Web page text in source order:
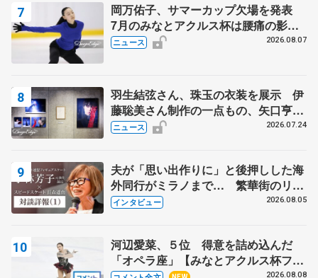
岡万佑子、サマーカップ欠場を発表
7月のみなとアクルス杯は腰痛の影響
で
ニュース 2026.08.07
羽生結弦さん、珠玉の衣装を展示 伊
藤聡美さん制作の一点もの、矢口亨さ
んが撮影
ニュース 2026.07.24
夫が「思い出作りに」と後押しした海
外同行がミラノまで… 繁華街のリン
クでは不良のお兄さんも味方に 小林
インタビュー 2026.08.05
河辺愛菜、５位 得意を詰め込んだ
「オペラ座」【みなとアクルス杯フリ
2026.08.08